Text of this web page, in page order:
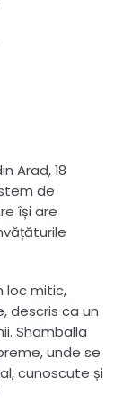
Arad, 18
de
își are
loc mitic,
descris ca un
Shamballa
unde se
cunoscute și